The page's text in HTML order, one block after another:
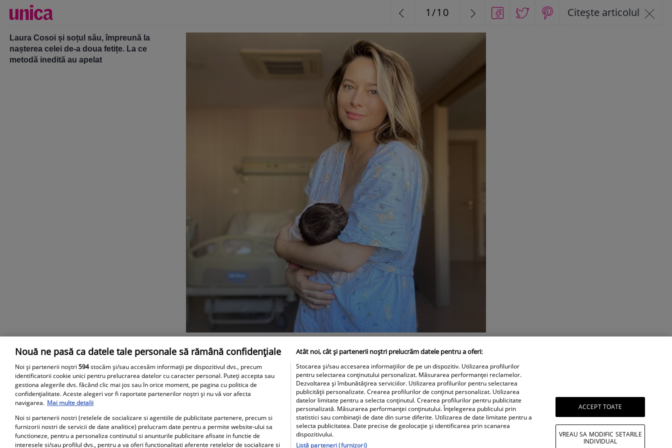
Laura Cosoi și soțul său, împreună la
nașterea celei de-a doua fetițe. La ce
metodă inedită au apelat
Citește articolul
1 /10
Parteneri
Nouă ne pasă ca datele tale personale să rămână confidențiale
Noi și partenerii noștri 594stocăm și/sau accesăm informații pe dispozitivul dvs., precum
identificatorii cookie unici pentru prelucrarea datelor cu caracter personal. Puteți accepta sau
gestiona alegerile dvs. făcând clic mai jos sau în orice moment, pe pagina cu politica de
confidențialitate. Aceste alegeri vor fi raportate partenerilor noștri și nu vă vor afecta
navigarea. Mai multe detalii
Noi si partenerii nostri (retelele de socializare si agentiile de publicitate partenere, precum si
furnizorii nostri de servicii de date analitice) prelucram date pentru a permite website-ului sa
functioneze, pentru a personaliza continutul si anunturile publicitare afisate in functie de
interesele si/sau profilul dvs., pentru a va oferi functionalitati aferente retelelor de socializare si
Atât noi, cât și partenerii noștri prelucrăm datele pentru a oferi:
Stocarea și/sau accesarea informațiilor de pe un dispozitiv. Utilizarea profilurilor
pentru selectarea conținutului personalizat. Măsurarea performanței reclamelor.
Dezvoltarea și îmbunătățirea serviciilor. Utilizarea profilurilor pentru selectarea
publicității personalizate. Crearea profilurilor de conținut personalizat. Utilizarea
datelor limitate pentru a selecta conținutul. Crearea profilurilor pentru publicitate
personalizată. Măsurarea performanței conținutului. Înțelegerea publicului prin
statistici sau combinații de date din surse diferite. Utilizarea de date limitate pentru a
selecta publicitatea. Date precise de geolocație și identificarea prin scanarea
dispozitivului.
Listă parteneri (furnizori)
ACCEPT TOATE
VREAU SA MODIFIC SETARILE
INDIVIDUAL